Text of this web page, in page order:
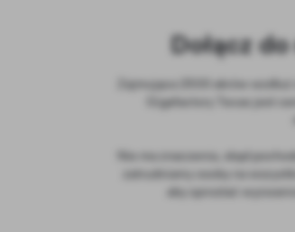
Dołącz
Zajmująca 2500 akrów
Gigafactory Texas jest
Nie ma znaczenia, skąd
zatrudniamy osoby na
aby sprostać